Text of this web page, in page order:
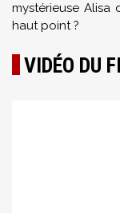
mystérieuse
haut point ?
VIDÉO DU